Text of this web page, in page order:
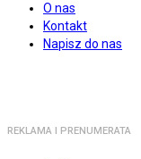
O nas
Kontakt
Napisz do nas
REKLAMA I PRENUMERATA